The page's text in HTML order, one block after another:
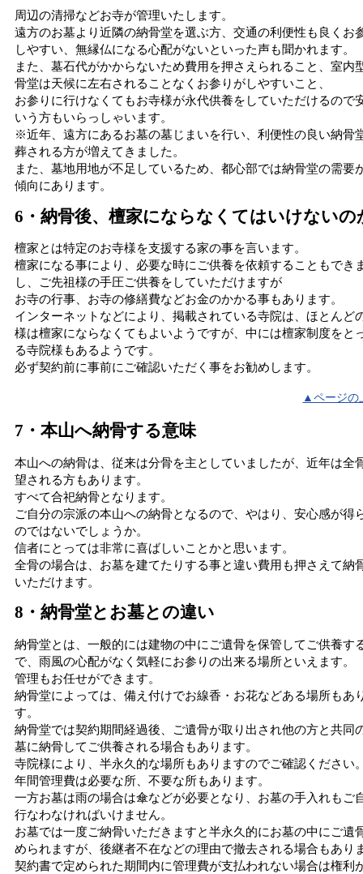
周辺の清掃などお寺が管理いたします。
遠方のお墓より近隣の納骨堂を選ぶ方、交通の利便性も良くお
しやすい、無縁仏になる心配がないといった声も聞かれます。
また、墓石代がかからないため費用を押さえられること、室内
骨堂は天候に左右されることなくお参りがしやすいこと、
お参りに行けなくてもお寺様が永代供養をしていただけるので
いう方もいらっしゃいます。
※近年、遠方にあるお墓の墓じまいを行い、利便性の良い納骨
葬される方が増えてきました。
また、墓地用地が不足しているため、都心部では納骨堂の需要
傾向にあります。
6・納骨後、檀家にならなくてはいけないの
檀家とは特定のお寺様を支援する家の事を言います。
檀家になる事により、必要な時にご供養を依頼することもでき
し、ご先祖様の手圧ご供養をしていただけますが
お寺の行事、お寺の修繕費などお金のかかる事もあります。
インターネットなどにより、掲載されている寺院は、ほとんど
様は檀家にならなくてもよいようですが、中には檀家制度をと
る寺院様もあるようです。
必ず契約前に事前にご確認いただく事をお勧めします。
▲ページの
7・本山へ納骨する意味
本山への納骨は、従来は分骨を主としていましたが、近年は全
望される方もあります。
すべて合祀納骨となります。
ご自分の宗派の本山への納骨となるので、やはり、安心感が得
のではないでしょうか。
信者にとっては非常に喜ばしいことかと思います。
全骨の場合は、お墓を建てたりする事と違い費用も押さえて納
いただけます。
8・納骨堂とお墓との違い
納骨堂とは、一般的には建物の中にご遺骨を保管してご供養す
で、雨風の心配がなく気軽にお参りの出来る場所といえます。
管理もお任せができます。
納骨堂によっては、備え付けでお線香・お花などある場所もあ
す。
納骨堂では契約期間経過後、ご遺骨が取り出され他の方と共同
墓に納骨してご供養される場合もあります。
寺院様により、半永久的な場所もありますのでご確認ください
年間管理費は必要な所、不要な所もあります。
一方お墓は雨の場合は傘などが必要となり、お墓の手入れもご
行なわなければいけません。
お墓では一度ご納骨いただきますと半永久的にお墓の中にご遺
められますが、後継者不在などの理由で撤去される場合もあり
契約書で定められた期間内に管理費が支払われない場合は権利